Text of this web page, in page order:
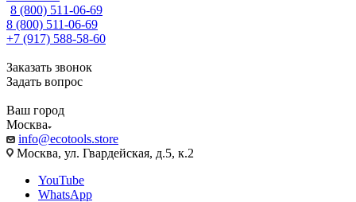
8 (800) 511-06-69
8 (800) 511-06-69
+7 (917) 588-58-60
Заказать звонок
Задать вопрос
Ваш город
Москва
info@ecotools.store
Москва, ул. Гвардейская, д.5, к.2
YouTube
WhatsApp